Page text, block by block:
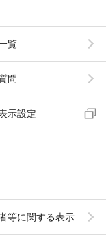
覧
問
示設定
等に関する表示